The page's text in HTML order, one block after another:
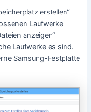
erstellen“
Laufwerke
anzeigen“
Laufwerke es sind.
Samsung-Festplatte